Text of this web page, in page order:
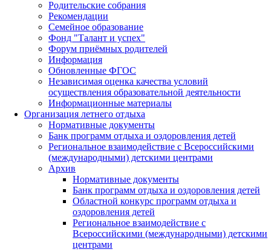
Родительские собрания
Рекомендации
Семейное образование
Фонд "Талант и успех"
Форум приёмных родителей
Информация
Обновленные ФГОС
Независимая оценка качества условий
осуществления образовательной деятельности
Информационные материалы
Организация летнего отдыха
Нормативные документы
Банк программ отдыха и оздоровления детей
Региональное взаимодействие с Всероссийскими
(международными) детскими центрами
Архив
Нормативные документы
Банк программ отдыха и оздоровления детей
Областной конкурс программ отдыха и
оздоровления детей
Региональное взаимодействие с
Всероссийскими (международными) детскими
центрами